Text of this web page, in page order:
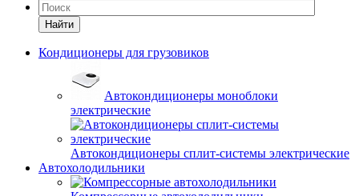
Найти
Кондиционеры для грузовиков
Автокондиционеры моноблоки
электрические
Автокондиционеры сплит-системы электрические
Автохолодильники